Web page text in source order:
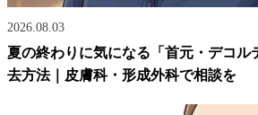
2026.08.03
夏の終わりに気になる「首元・デコル
去方法｜皮膚科・形成外科で相談を